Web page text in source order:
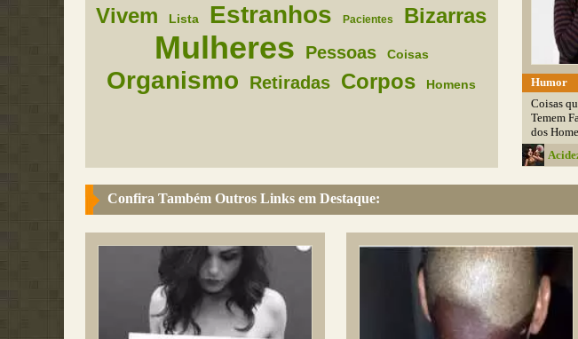
Vivem Lista Estranhos Pacientes Bizarras
Mulheres Pessoas Coisas
Organismo Retiradas Corpos Homens
Humor
Coisas
Temem
dos
Confira Também Outros Links em Destaque: